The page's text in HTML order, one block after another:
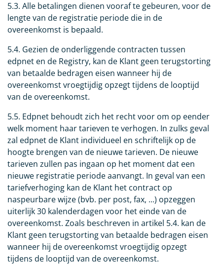
5.3. Alle betalingen dienen vooraf te gebeuren, voor de
lengte van de registratie periode die in de
overeenkomst is bepaald.
5.4. Gezien de onderliggende contracten tussen
edpnet en de Registry, kan de Klant geen terugstorting
van betaalde bedragen eisen wanneer hij de
overeenkomst vroegtijdig opzegt tijdens de looptijd
van de overeenkomst.
5.5. Edpnet behoudt zich het recht voor om op eender
welk moment haar tarieven te verhogen. In zulks geval
zal edpnet de Klant individueel en schriftelijk op de
hoogte brengen van de nieuwe tarieven. De nieuwe
tarieven zullen pas ingaan op het moment dat een
nieuwe registratie periode aanvangt. In geval van een
tariefverhoging kan de Klant het contract op
naspeurbare wijze (bvb. per post, fax, ...) opzeggen
uiterlijk 30 kalenderdagen voor het einde van de
overeenkomst. Zoals beschreven in artikel 5.4. kan de
Klant geen terugstorting van betaalde bedragen eisen
wanneer hij de overeenkomst vroegtijdig opzegt
tijdens de looptijd van de overeenkomst.